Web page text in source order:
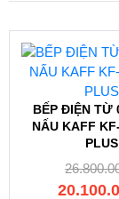
BẾP ĐIỆN TỪ
NẤU KAFF
PLUS